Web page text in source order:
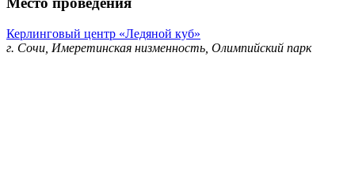
Керлинговый центр «Ледяной куб»
г. Сочи, Имеретинская низменность, Олимпийский парк